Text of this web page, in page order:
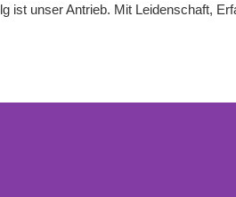
ist unser Antrieb. Mit Leidenschaft,